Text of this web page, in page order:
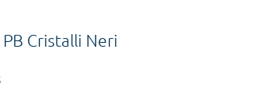
Cristalli Neri